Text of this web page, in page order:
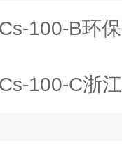
100-B环
100-C浙江